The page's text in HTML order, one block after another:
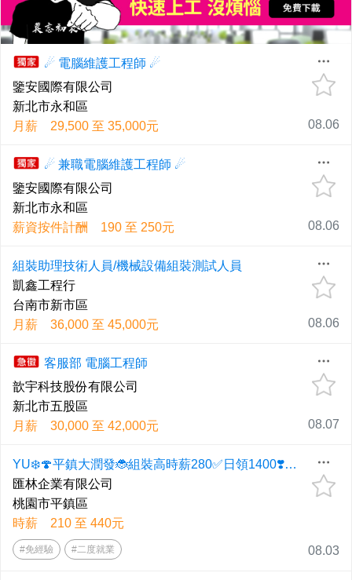
☄ 電腦維護工程師 ☄
鑒安國際有限公司
新北市永和區
月薪 29,500 至 35,000元
08.06
☄ 兼職電腦維護工程師 ☄
鑒安國際有限公司
新北市永和區
薪資按件計酬 190 至 250元
08.06
組裝助理技術人員/機械設備組裝測試人員
凱鑫工程行
台南市新市區
月薪 36,000 至 45,000元
08.06
客服部 電腦工程師
歆宇科技股份有限公司
新北市五股區
月薪 30,000 至 42,000元
08.07
YU❄️🍄平鎮大潤發🐞組裝高時薪280✅日領1400❣️限量快加☝️電腦組包裝✅
匯林企業有限公司
桃園市平鎮區
時薪 210 至 440元
#免經驗 #二度就業 08.03